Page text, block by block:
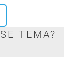
TEMA?